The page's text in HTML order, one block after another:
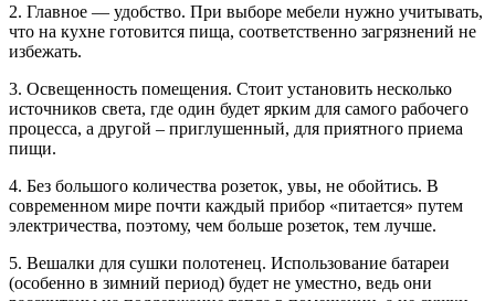
2. Главное — удобство. При выборе мебели нужно учитывать,
что на кухне готовится пища, соответственно загрязнений не
избежать.
3. Освещенность помещения. Стоит установить несколько
источников света, где один будет ярким для самого рабочего
процесса, а другой – приглушенный, для приятного приема
пищи.
4. Без большого количества розеток, увы, не обойтись. В
современном мире почти каждый прибор «питается» путем
электричества, поэтому, чем больше розеток, тем лучше.
5. Вешалки для сушки полотенец. Использование батареи
(особенно в зимний период) будет не уместно, ведь они